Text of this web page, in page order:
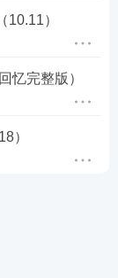
）
忆完整版）
）